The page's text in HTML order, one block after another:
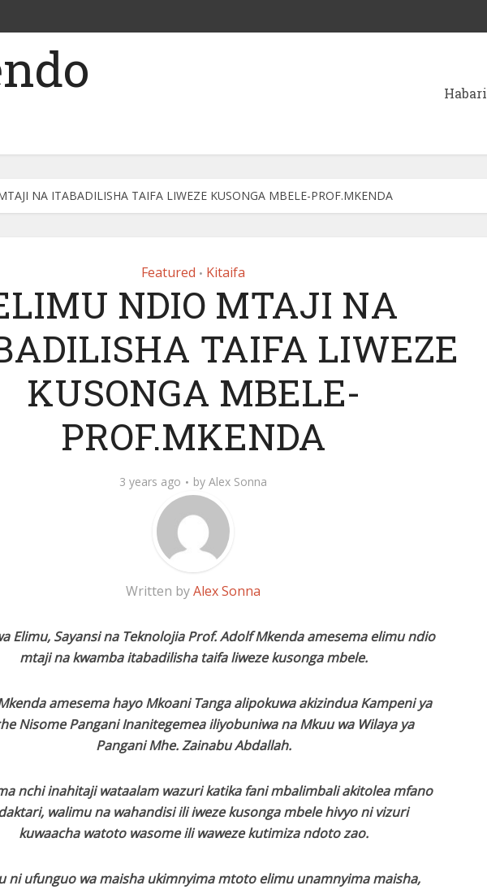
Habari
NA ITABADILISHA TAIFA LIWEZE KUSONGA MBELE-PROF.MKENDA
Featured • Kitaifa
NDIO MTAJI NA
TAIFA LIWEZE
KUSONGA MBELE-
PROF.MKENDA
3 years ago by Alex Sonna
Written byAlex Sonna
Elimu, Sayansi na Teknolojia Prof. Adolf Mkenda amesema elimu ndio
mtaji na kwamba itabadilisha taifa liweze kusonga mbele.
amesema hayo Mkoani Tanga alipokuwa akizindua Kampeni ya
Nisome Pangani Inanitegemea iliyobuniwa na Mkuu wa Wilaya ya
Pangani Mhe. Zainabu Abdallah.
nchi inahitaji wataalam wazuri katika fani mbalimbali akitolea mfano
walimu na wahandisi ili iweze kusonga mbele hivyo ni vizuri
kuwaacha watoto wasome ili waweze kutimiza ndoto zao.
ni ufunguo wa maisha ukimnyima mtoto elimu unamnyima maisha,